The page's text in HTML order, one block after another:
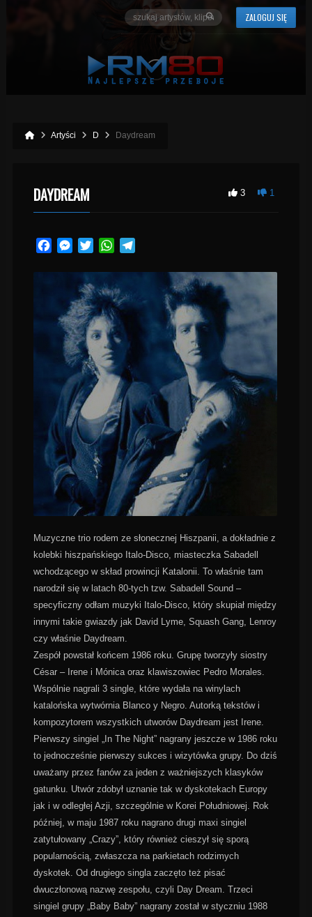
ZALOGUJ SIĘ
Artyści D Daydream
3 1
DAYDREAM
FacebookMessenger
TwitterWhatsApp
Muzyczne trio rodem ze słonecznej Hiszpanii, a dokładnie z
kolebki hiszpańskiego Italo-Disco, miasteczka Sabadell
wchodzącego w skład prowincji Katalonii. To właśnie tam
narodził się w latach 80-tych tzw. Sabadell Sound –
specyficzny odłam muzyki Italo-Disco, który skupiał między
innymi takie gwiazdy jak David Lyme, Squash Gang, Lenroy
czy właśnie Daydream.
Zespół powstał końcem 1986 roku. Grupę tworzyły siostry
César – Irene i Mónica oraz klawiszowiec Pedro Morales.
Wspólnie nagrali 3 single, które wydała na winylach
katalońska wytwórnia Blanco y Negro. Autorką tekstów i
kompozytorem wszystkich utworów Daydream jest Irene.
Pierwszy singiel „In The Night” nagrany jeszcze w 1986 roku
to jednocześnie pierwszy sukces i wizytówka grupy. Do dziś
uważany przez fanów za jeden z ważniejszych klasyków
gatunku. Utwór zdobył uznanie tak w dyskotekach Europy
jak i w odległej Azji, szczególnie w Korei Południowej. Rok
później, w maju 1987 roku nagrano drugi maxi singiel
zatytułowany „Crazy”, który również cieszył się sporą
popularnością, zwłaszcza na parkietach rodzimych
dyskotek. Od drugiego singla zaczęto też pisać
dwuczłonową nazwę zespołu, czyli Day Dream. Trzeci
singiel grupy „Baby Baby” nagrany został w styczniu 1988